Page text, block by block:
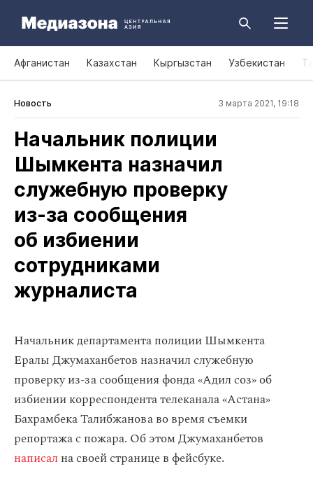
Афганистан Казахстан Кыргызстан Узбекистан
Новость 3 марта 2021, 19:18
Начальник полиции
Шымкента назначил
служебную проверку
из‑за сообщения
об избиении
сотрудниками
журналиста
Начальник департамента полиции Шымкента
Ералы Джумаханбетов назначил служебную
проверку из-за сообщения фонда «Адил соз» об
избиении корреспондента телеканала «Астана»
Бахрамбека Талибжанова во время съемки
репортажа с пожара. Об этом Джумаханбетов
написал на своей странице в фейсбуке.